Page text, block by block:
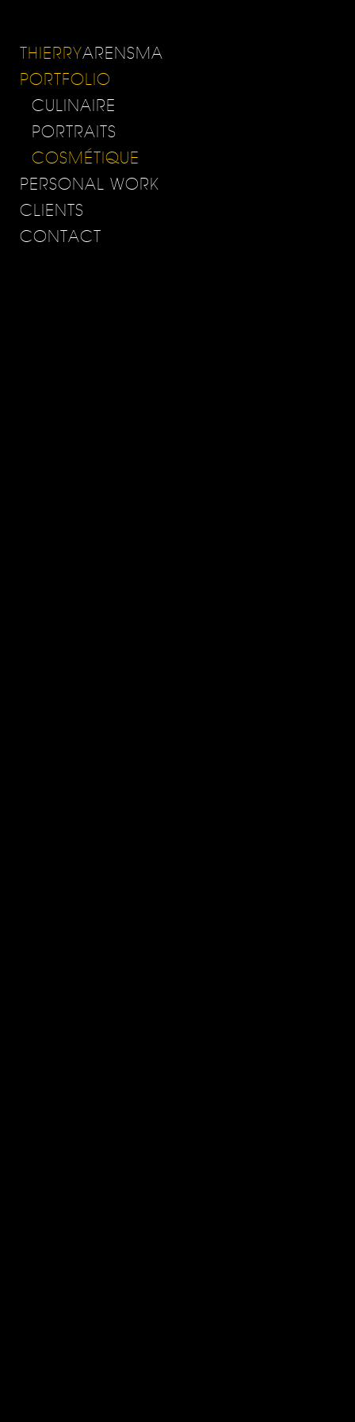
THIERRYARENSMA
PORTFOLIO
CULINAIRE
PORTRAITS
COSMÉTIQUE
PERSONAL WORK
CLIENTS
CONTACT